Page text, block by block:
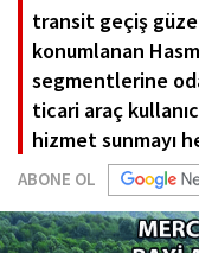
transit geçiş
konumlanan
segmentlerine
ticari araç
hizmet sunmayı
ABONE OL